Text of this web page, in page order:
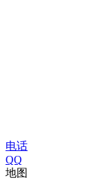
电话
QQ
地图